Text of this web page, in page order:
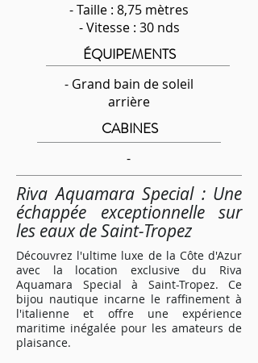
- Taille : 8,75 mètres
- Vitesse : 30 nds
ÉQUIPEMENTS
- Grand bain de soleil
arrière
CABINES
-
Riva Aquamara Special : Une
échappée exceptionnelle sur
les eaux de Saint-Tropez
Découvrez l'ultime luxe de la Côte d'Azur
avec la location exclusive du Riva
Aquamara Special à Saint-Tropez. Ce
bijou nautique incarne le raffinement à
l'italienne et offre une expérience
maritime inégalée pour les amateurs de
plaisance.